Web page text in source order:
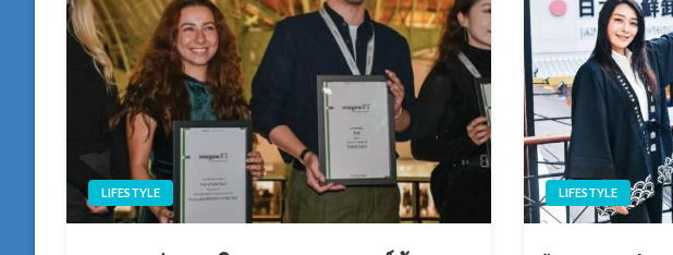
LIFESTYLE LIFESTYLE